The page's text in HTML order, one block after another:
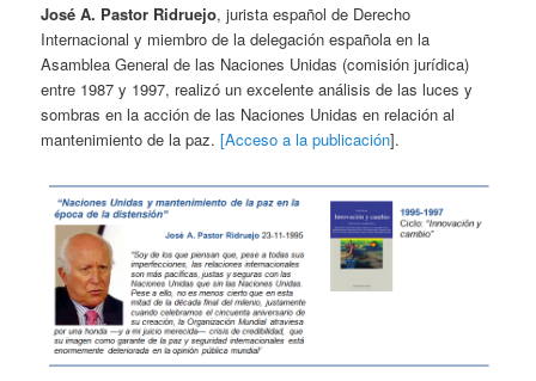
José A. Pastor Ridruejo, jurista español de Derecho
Internacional y miembro de la delegación española en la
Asamblea General de las Naciones Unidas (comisión jurídica)
entre 1987 y 1997, realizó un excelente análisis de las luces y
sombras en la acción de las Naciones Unidas en relación al
mantenimiento de la paz.[Acceso a la publicación].